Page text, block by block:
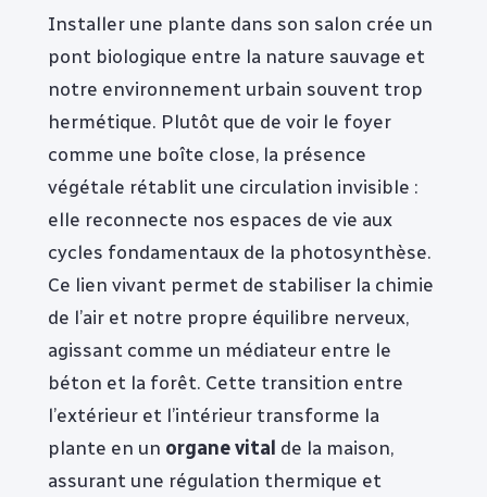
Installer une plante dans son salon crée un
pont biologique entre la nature sauvage et
notre environnement urbain souvent trop
hermétique. Plutôt que de voir le foyer
comme une boîte close, la présence
végétale rétablit une circulation invisible :
elle reconnecte nos espaces de vie aux
cycles fondamentaux de la photosynthèse.
Ce lien vivant permet de stabiliser la chimie
de l’air et notre propre équilibre nerveux,
agissant comme un médiateur entre le
béton et la forêt. Cette transition entre
l’extérieur et l’intérieur transforme la
plante en un organe vital de la maison,
assurant une régulation thermique et